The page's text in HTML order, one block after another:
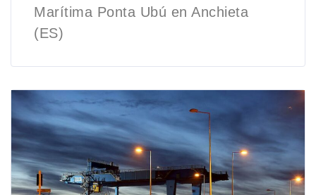
Marítima Ponta Ubú en Anchieta
(ES)